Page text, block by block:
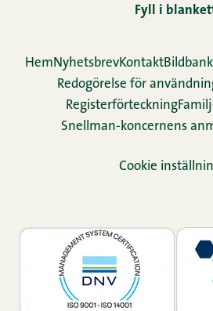
Fyll i
HemNyhetsbrevKontaktBildbank
Redogörelse för
Re­gis­ter­för­teck­ning
Snellman-koncernens
Cookie